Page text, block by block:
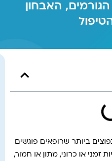
האבחון
ביותר שרופאים פוגשים
זמני או כרוני, מתון או חמור,